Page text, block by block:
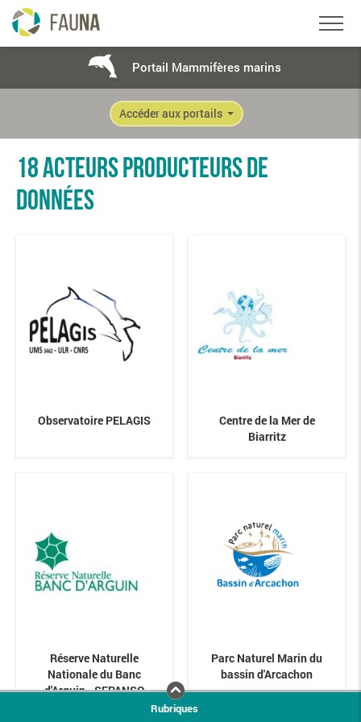
Portail Mammifères marins
Accéder aux portails
18 ACTEURS PRODUCTEURS DE
DONNÉES
Observatoire PELAGIS
Centre de la Mer de
Biarritz
Réserve Naturelle
Nationale du Banc
d'Arguin - SEPANSO
Parc Naturel Marin du
bassin d'Arcachon
Rubriques